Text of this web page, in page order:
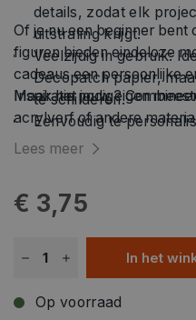
details, zodat elk
uitstraling krijgt.
Veelzijdig in gebruik:
Décopatch papier,
te schilderen.
Eenvoudig te
vrije loop en creëer je
Of je nu een beginner
figuren bieden eindeloze
cadeaus een persoonlijke
Maak het jouw eigen
Inspiratie nodig?
acrylverf of andere
eigen stijl. Perfect voor
Lees meer
€ 3,75
In het
Op voorraad